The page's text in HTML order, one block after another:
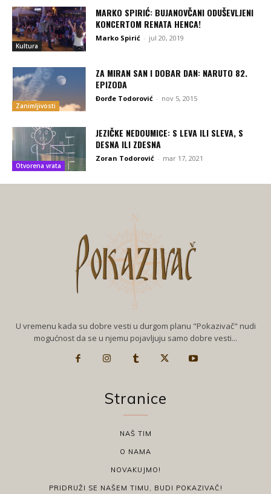
Kultura
MARKO SPIRIĆ: BUJANOVČANI ODUŠEVLJENI
KONCERTOM RENATA HENCA!
Marko Spirić - jul 20, 2019
Zanimljivosti
ZA MIRAN SAN I DOBAR DAN: NARUTO 82.
EPIZODA
Đorđe Todorović - nov 5, 2015
Otvorena vrata
JEZIČKE NEDOUMICE: S LEVA ILI SLEVA, S
DESNA ILI ZDESNA
Zoran Todorović - mar 17, 2021
U vremenu kada su dobre vesti u durgom planu "Pokazivač" nudi
mogućnost da se u njemu pojavljuju samo dobre vesti...
Stranice
NAŠ TIM
O NAMA
NOVAKUJMO!
PRIDRUŽI SE NAŠEM TIMU, BUDI POKAZIVAČ!